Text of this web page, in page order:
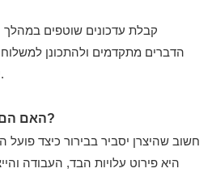
קבלת עדכונים שוטפים במהלך
הדברים מתקדמים ולהתכונן
יכול לגרום לתסכול ועיכובים.
האם הם מציעים שקיפות תמחור?
חשוב שהיצרן יסביר בבירור כיצד
היא פירוט עלויות הבד, העבודה